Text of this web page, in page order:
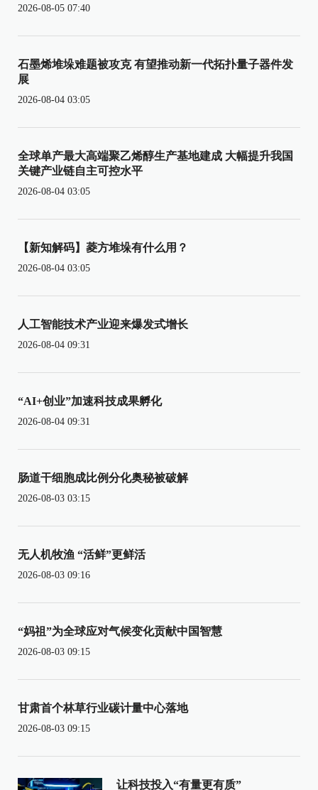
2026-08-05 07:40
石墨烯堆垛难题被攻克 有望推动新一代拓扑量子器件发
展
2026-08-04 03:05
全球单产最大高端聚乙烯醇生产基地建成 大幅提升我国
关键产业链自主可控水平
2026-08-04 03:05
【新知解码】菱方堆垛有什么用？
2026-08-04 03:05
人工智能技术产业迎来爆发式增长
2026-08-04 09:31
“AI+创业”加速科技成果孵化
2026-08-04 09:31
肠道干细胞成比例分化奥秘被破解
2026-08-03 03:15
无人机牧渔 “活鲜”更鲜活
2026-08-03 09:16
“妈祖”为全球应对气候变化贡献中国智慧
2026-08-03 09:15
甘肃首个林草行业碳计量中心落地
2026-08-03 09:15
让科技投入“有量更有质”